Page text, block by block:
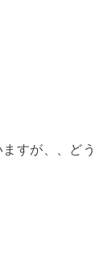
すが、、どう